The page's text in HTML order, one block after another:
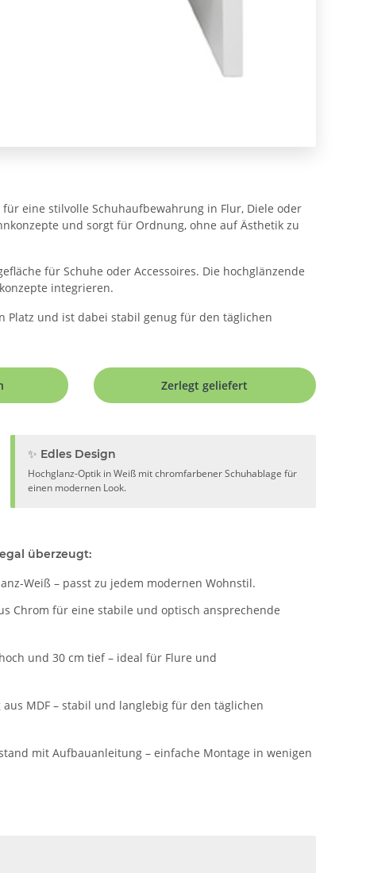
eine stilvolle Schuhaufbewahrung in Flur, Diele oder
und sorgt für Ordnung, ohne auf Ästhetik zu
für Schuhe oder Accessoires. Die hochglänzende
integrieren.
Platz und ist dabei stabil genug für den täglichen
Zerlegt geliefert
✨ Edles Design
Hochglanz-Optik in Weiß mit chromfarbener Schuhablage für
einen modernen Look.
überzeugt:
Weiß – passt zu jedem modernen Wohnstil.
Chrom für eine stabile und optisch ansprechende
und 30 cm tief – ideal für Flure und
MDF – stabil und langlebig für den täglichen
mit Aufbauanleitung – einfache Montage in wenigen